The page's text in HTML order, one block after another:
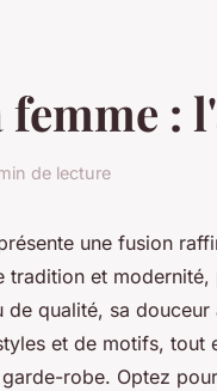
femme :
de lecture
une fusion
tradition et
de qualité, sa
et de motifs, tout
robe. Optez